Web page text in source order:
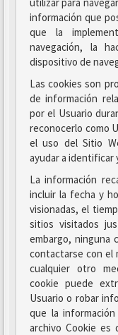
información que
que la
navegación, la
dispositivo de
Las cookies son
de información
por el Usuario
reconocerlo como
el uso del Sitio
ayudar a identificar
La información
incluir la fecha y
visionadas, el
sitios visitados
embargo, ninguna
contactarse con el
cualquier otro
cookie puede
Usuario o robar
que la
archivo Cookie es